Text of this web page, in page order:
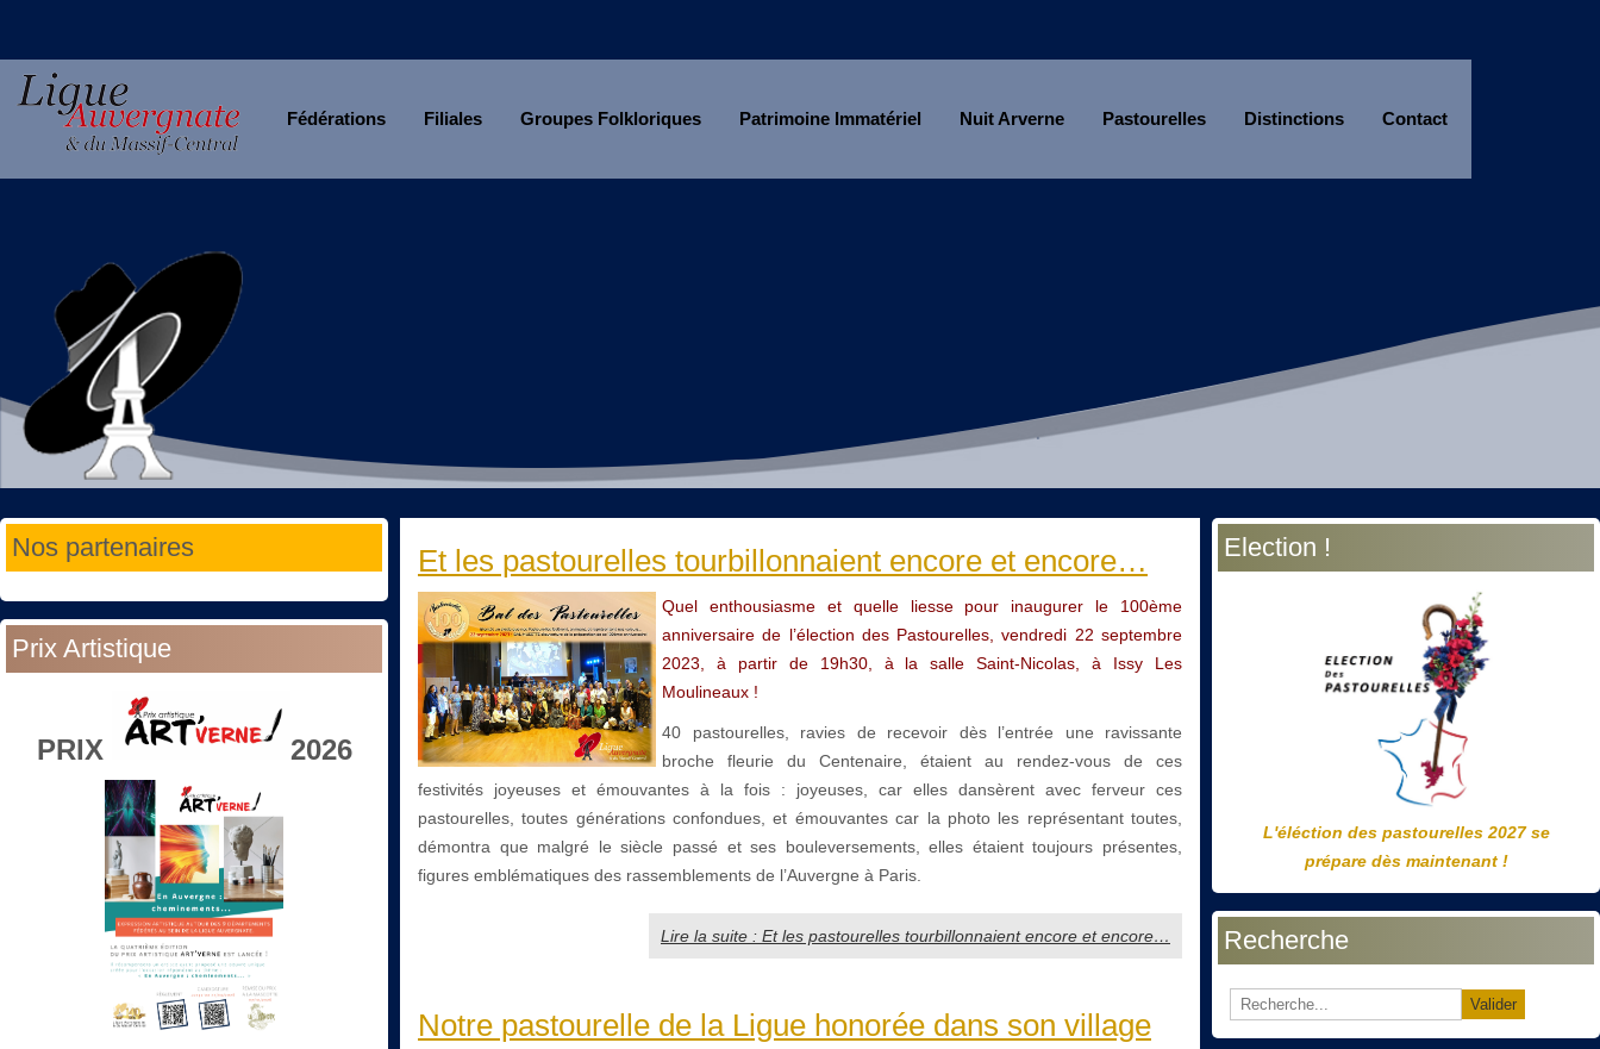
Fédérations Filiales Groupes Folkloriques Patrimoine Immatériel Nuit Arverne Pastourelles Distinctions Contact
Nos partenaires
Prix Artistique
PRIX 2026
Et les pastourelles tourbillonnaient encore et encore…
Quel enthousiasme et quelle liesse pour inaugurer le 100ème
anniversaire de l’élection des Pastourelles, vendredi 22 septembre
2023, à partir de 19h30, à la salle Saint-Nicolas, à Issy Les
Moulineaux !
40 pastourelles, ravies de recevoir dès l’entrée une ravissante
broche fleurie du Centenaire, étaient au rendez-vous de ces
festivités joyeuses et émouvantes à la fois : joyeuses, car elles dansèrent avec ferveur ces
pastourelles, toutes générations confondues, et émouvantes car la photo les représentant toutes,
démontra que malgré le siècle passé et ses bouleversements, elles étaient toujours présentes,
figures emblématiques des rassemblements de l’Auvergne à Paris.
Lire la suite : Et les pastourelles tourbillonnaient encore et encore…
Notre pastourelle de la Ligue honorée dans son village
Election !
L'éléction des pastourelles 2027 se
prépare dès maintenant !
Recherche
Valider
Année
précédente
Mois
précédent
Année
suivante
Mois
suivant